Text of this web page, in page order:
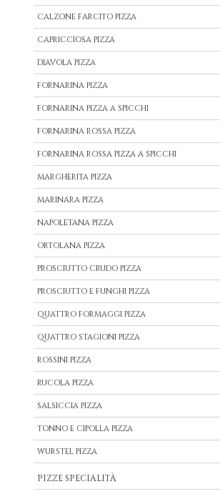
CALZONE FARCITO PIZZA
CAPRICCIOSA PIZZA
DIAVOLA PIZZA
FORNARINA PIZZA
FORNARINA PIZZA A SPICCHI
FORNARINA ROSSA PIZZA
FORNARINA ROSSA PIZZA A SPICCHI
MARGHERITA PIZZA
MARINARA PIZZA
NAPOLETANA PIZZA
ORTOLANA PIZZA
PROSCIUTTO CRUDO PIZZA
PROSCIUTTO E FUNGHI PIZZA
QUATTRO FORMAGGI PIZZA
QUATTRO STAGIONI PIZZA
ROSSINI PIZZA
RUCOLA PIZZA
SALSICCIA PIZZA
TONNO E CIPOLLA PIZZA
WURSTEL PIZZA
PIZZE SPECIALITÀ